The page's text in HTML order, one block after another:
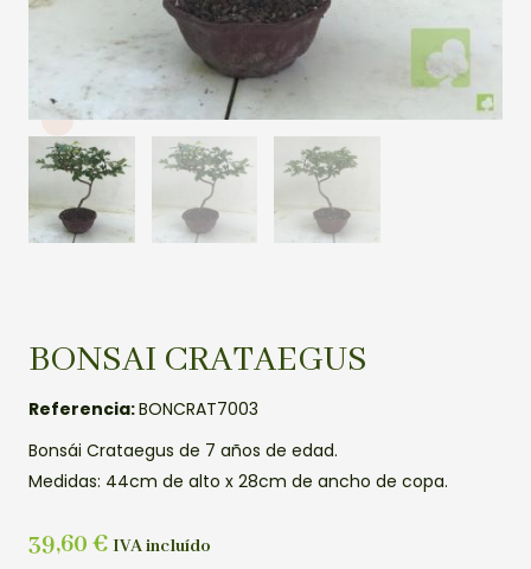
BONSAI CRATAEGUS
Referencia:BONCRAT7003
Bonsái Crataegus de 7 años de edad.
Medidas: 44cm de alto x 28cm de ancho de copa.
39,60 € IVA incluído